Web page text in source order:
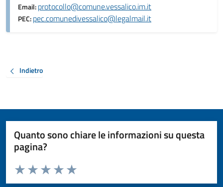
Email:protocollo@comune.vessalico.im.it
PEC:pec.comunedivessalico@legalmail.it
Indietro
Quanto sono chiare le informazioni su questa
pagina?
Valuta da 1 a 5 stelle la pagina
Valuta 5 stelle su 5
Valuta 4 stelle su 5
Valuta 3 stelle su 5
Valuta 2 stelle su 5
Valuta 1 stelle su 5